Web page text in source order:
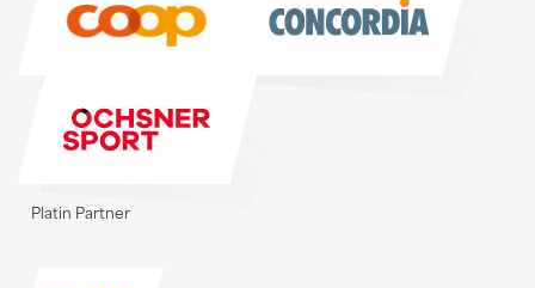
Platin Partner